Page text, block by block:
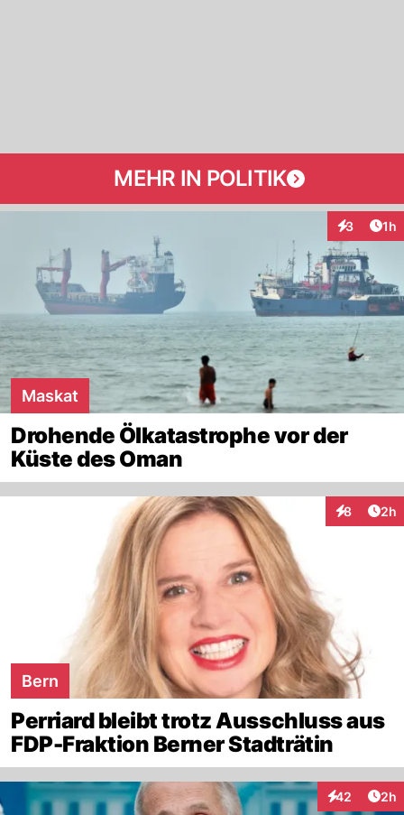
MEHR IN POLITIK
3 1h
Maskat
Drohende Ölkatastrophe vor der
Küste des Oman
8 2h
Bern
Perriard bleibt trotz Ausschluss aus
FDP-Fraktion Berner Stadträtin
42
Interaktionen
2h